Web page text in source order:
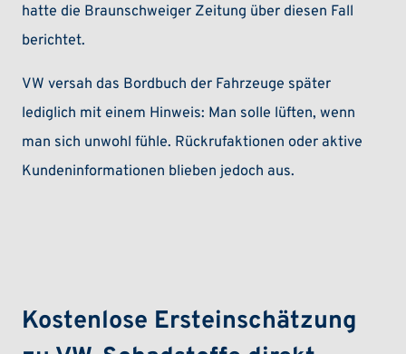
hatte die Braunschweiger Zeitung über diesen Fall
berichtet.
VW versah das Bordbuch der Fahrzeuge später
lediglich mit einem Hinweis: Man solle lüften, wenn
man sich unwohl fühle. Rückrufaktionen oder aktive
Kundeninformationen blieben jedoch aus.
Kostenlose Ersteinschätzung